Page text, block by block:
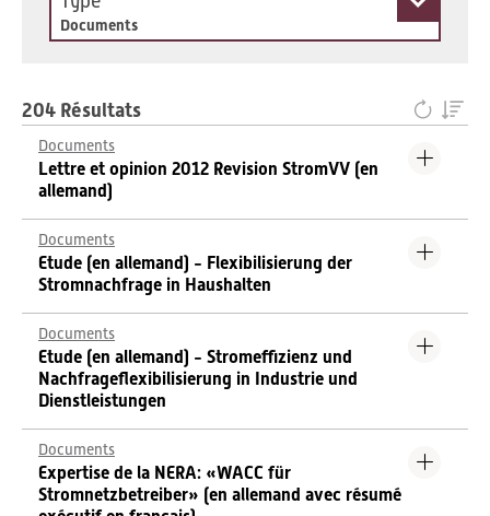
Documents
204 Résultats
Documents
Lettre et opinion 2012 Revision StromVV (en
allemand)
Documents
Etude (en allemand) - Flexibilisierung der
Stromnachfrage in Haushalten
Documents
Etude (en allemand) - Stromeffizienz und
Nachfrageflexibilisierung in Industrie und
Dienstleistungen
Documents
Expertise de la NERA: «WACC für
Stromnetzbetreiber» (en allemand avec résumé